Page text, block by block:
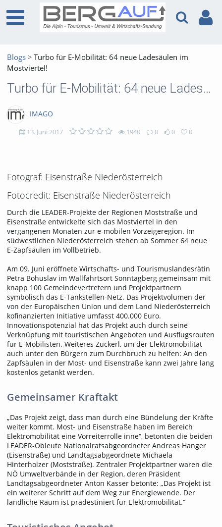
Blogs
Turbo für E-Mobilität: 64 neue Ladesäulen im
Mostviertel!
Turbo für E-Mobilität: 64 neue Ladesäulen im Mostviertel!
IMAGO
13. Juni 2017 1940 0 0 0
Fotograf: Eisenstraße Niederösterreich
Fotocredit: Eisenstraße Niederösterreich
Durch die LEADER-Projekte der Regionen Moststraße und
Eisenstraße entwickelte sich das Mostviertel in den
vergangenen Monaten zur e-mobilen Vorzeigeregion. Im
südwestlichen Niederösterreich stehen ab Sommer 64 neue
E-Zapfsäulen im Vollbetrieb.
Am 09. Juni eröffnete Wirtschafts- und Tourismuslandesrätin
Petra Bohuslav im Wallfahrtsort Sonntagberg gemeinsam mit
knapp 100 Gemeindevertretern und Projektpartnern
symbolisch das E-Tankstellen-Netz. Das Projektvolumen der
von der Europäischen Union und dem Land Niederösterreich
kofinanzierten Initiative umfasst 400.000 Euro.
Innovationspotenzial hat das Projekt auch durch seine
Verknüpfung mit touristischen Angeboten und Ausflugsrouten
für E-Mobilisten. Weiteres Zuckerl, um der Elektromobilität
auch unter den Bürgern zum Durchbruch zu helfen: An den
Zapfsäulen in der Most- und Eisenstraße kann zwei Jahre lang
kostenlos getankt werden.
Gemeinsamer Kraftakt
„Das Projekt zeigt, dass man durch eine Bündelung der Kräfte
weiter kommt. Most- und Eisenstraße haben im Bereich
Elektromobilität eine Vorreiterrolle inne“, betonten die beiden
LEADER-Obleute Nationalratsabgeordneter Andreas Hanger
(Eisenstraße) und Landtagsabgeordnete Michaela
Hinterholzer (Moststraße). Zentraler Projektpartner waren die
NÖ Umweltverbände in der Region, deren Präsident
Landtagsabgeordneter Anton Kasser betonte: „Das Projekt ist
ein weiterer Schritt auf dem Weg zur Energiewende. Der
ländliche Raum ist prädestiniert für Elektromobilität.“